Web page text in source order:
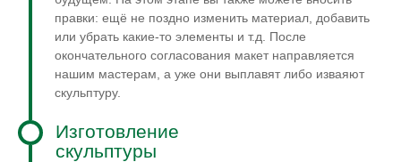
правки: ещё не поздно изменить материал, добавить
или убрать какие-то элементы и т.д. После
окончательного согласования макет направляется
нашим мастерам, а уже они выплавят либо изваяют
скульптуру.
Изготовление
скульптуры